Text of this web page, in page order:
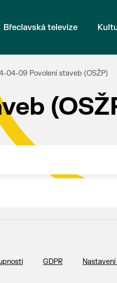
Břeclavská televize
04-09 Povolení staveb (OSŽP)
GDPR